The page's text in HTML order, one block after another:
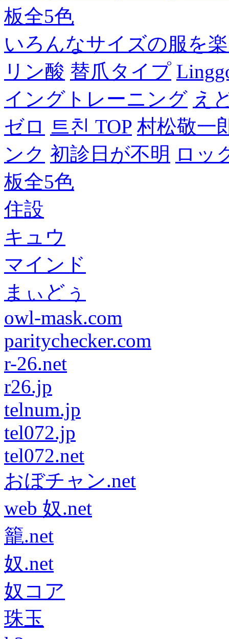
板全5色
いろんなサイズの服を
リン酸 替爪タイプ
イングトレーニング え
ゼロ 트친 TOP 村松敬一
ンク 初診日が不明 ロッ
板全5色
住設
キュウ
マインド
まぃどぅ
owl-mask.com
paritychecker.com
r-26.net
r26.jp
telnum.jp
tel072.jp
tel072.net
おぼチャン.net
web 奴.net
籠.net
奴.net
奴コア
珠玉